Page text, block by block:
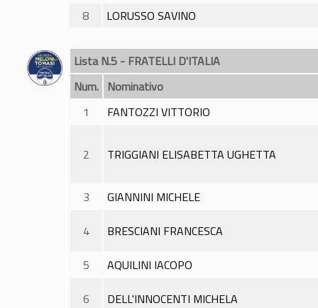
8
LORUSSO SAVINO
Lista N.5 - FRATELLI D'ITALIA
Num. Nominativo
1
FANTOZZI VITTORIO
2 TRIGGIANI ELISABETTA UGHETTA
3
GIANNINI MICHELE
4
BRESCIANI FRANCESCA
5
AQUILINI IACOPO
6
DELL'INNOCENTI MICHELA